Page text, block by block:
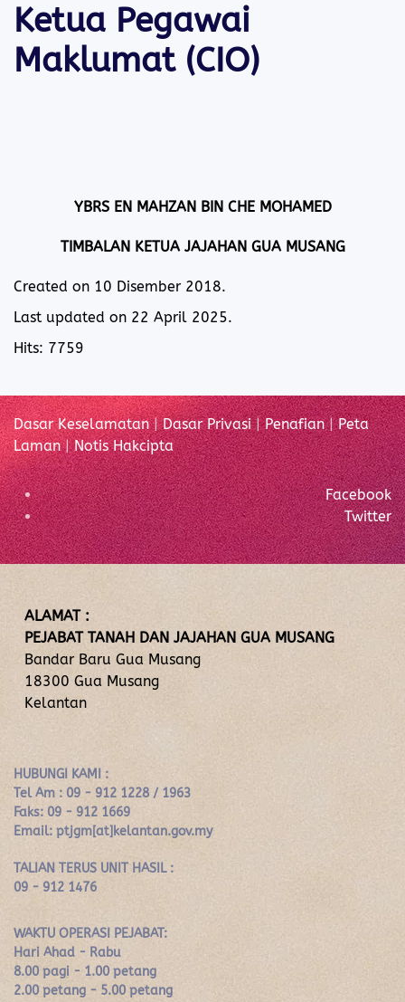
Ketua Pegawai
Maklumat (CIO)
YBRS EN MAHZAN BIN CHE MOHAMED
TIMBALAN KETUA JAJAHAN GUA MUSANG
Created on 10 Disember 2018.
Last updated on 22 April 2025.
Hits: 7759
Dasar Keselamatan|Dasar Privasi|Penafian|Peta
Laman|Notis Hakcipta
Facebook
Twitter
ALAMAT :
PEJABAT TANAH DAN JAJAHAN GUA MUSANG
Bandar Baru Gua Musang
18300 Gua Musang
Kelantan
HUBUNGI KAMI :
Tel Am : 09 - 912 1228 / 1963
Faks: 09 - 912 1669
Email: ptjgm[at]kelantan.gov.my
TALIAN TERUS UNIT HASIL :
09 - 912 1476
WAKTU OPERASI PEJABAT:
Hari Ahad - Rabu
8.00 pagi - 1.00 petang
2.00 petang - 5.00 petang